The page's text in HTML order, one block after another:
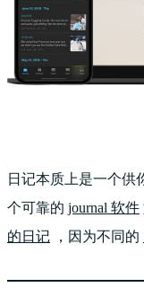
日记本质上是一个供
个可靠的 journal 软件
的日记 ，因为不同的